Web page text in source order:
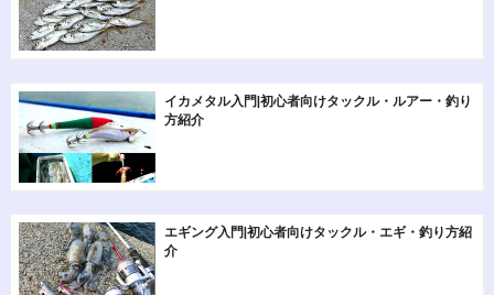
イカメタル入門|初心者向けタックル・ルアー・釣り
方紹介
エギング入門|初心者向けタックル・エギ・釣り方紹
介